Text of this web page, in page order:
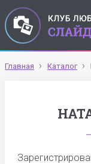
Главная Каталог